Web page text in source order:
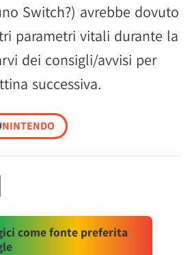
Switch?) avrebbe dovuto
parametri vitali durante la
dei consigli/avvisi per
successiva.
NINTENDO
come fonte preferita